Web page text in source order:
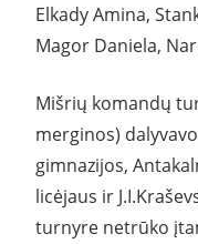
Elkady Amina,
Magor Daniela,
Mišrių komandų
merginos)
gimnazijos,
licėjaus ir
turnyre netrūko